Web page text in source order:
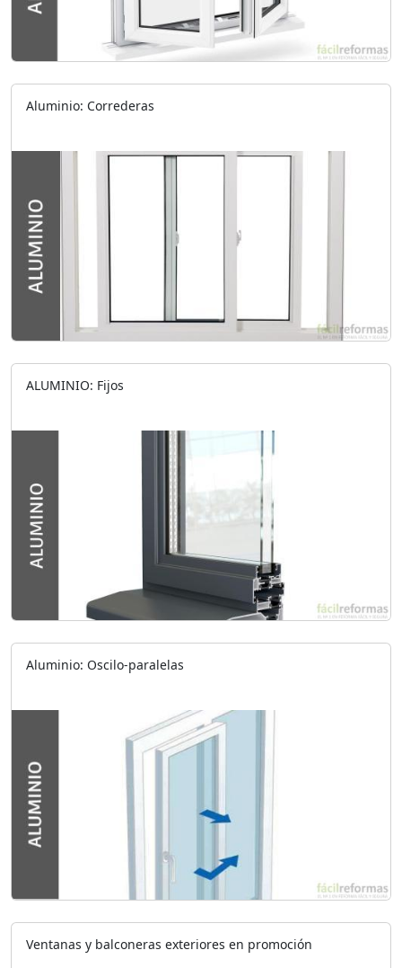
Aluminio: Correderas
ALUMINIO: Fijos
Aluminio: Oscilo-paralelas
Ventanas y balconeras exteriores en promoción